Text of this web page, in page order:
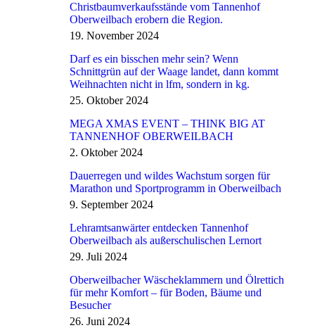
Christbaumverkaufsstände vom Tannenhof
Oberweilbach erobern die Region.
19. November 2024
Darf es ein bisschen mehr sein? Wenn
Schnittgrün auf der Waage landet, dann kommt
Weihnachten nicht in lfm, sondern in kg.
25. Oktober 2024
MEGA XMAS EVENT – THINK BIG AT
TANNENHOF OBERWEILBACH
2. Oktober 2024
Dauerregen und wildes Wachstum sorgen für
Marathon und Sportprogramm in Oberweilbach
9. September 2024
Lehramtsanwärter entdecken Tannenhof
Oberweilbach als außerschulischen Lernort
29. Juli 2024
Oberweilbacher Wäscheklammern und Ölrettich
für mehr Komfort – für Boden, Bäume und
Besucher
26. Juni 2024